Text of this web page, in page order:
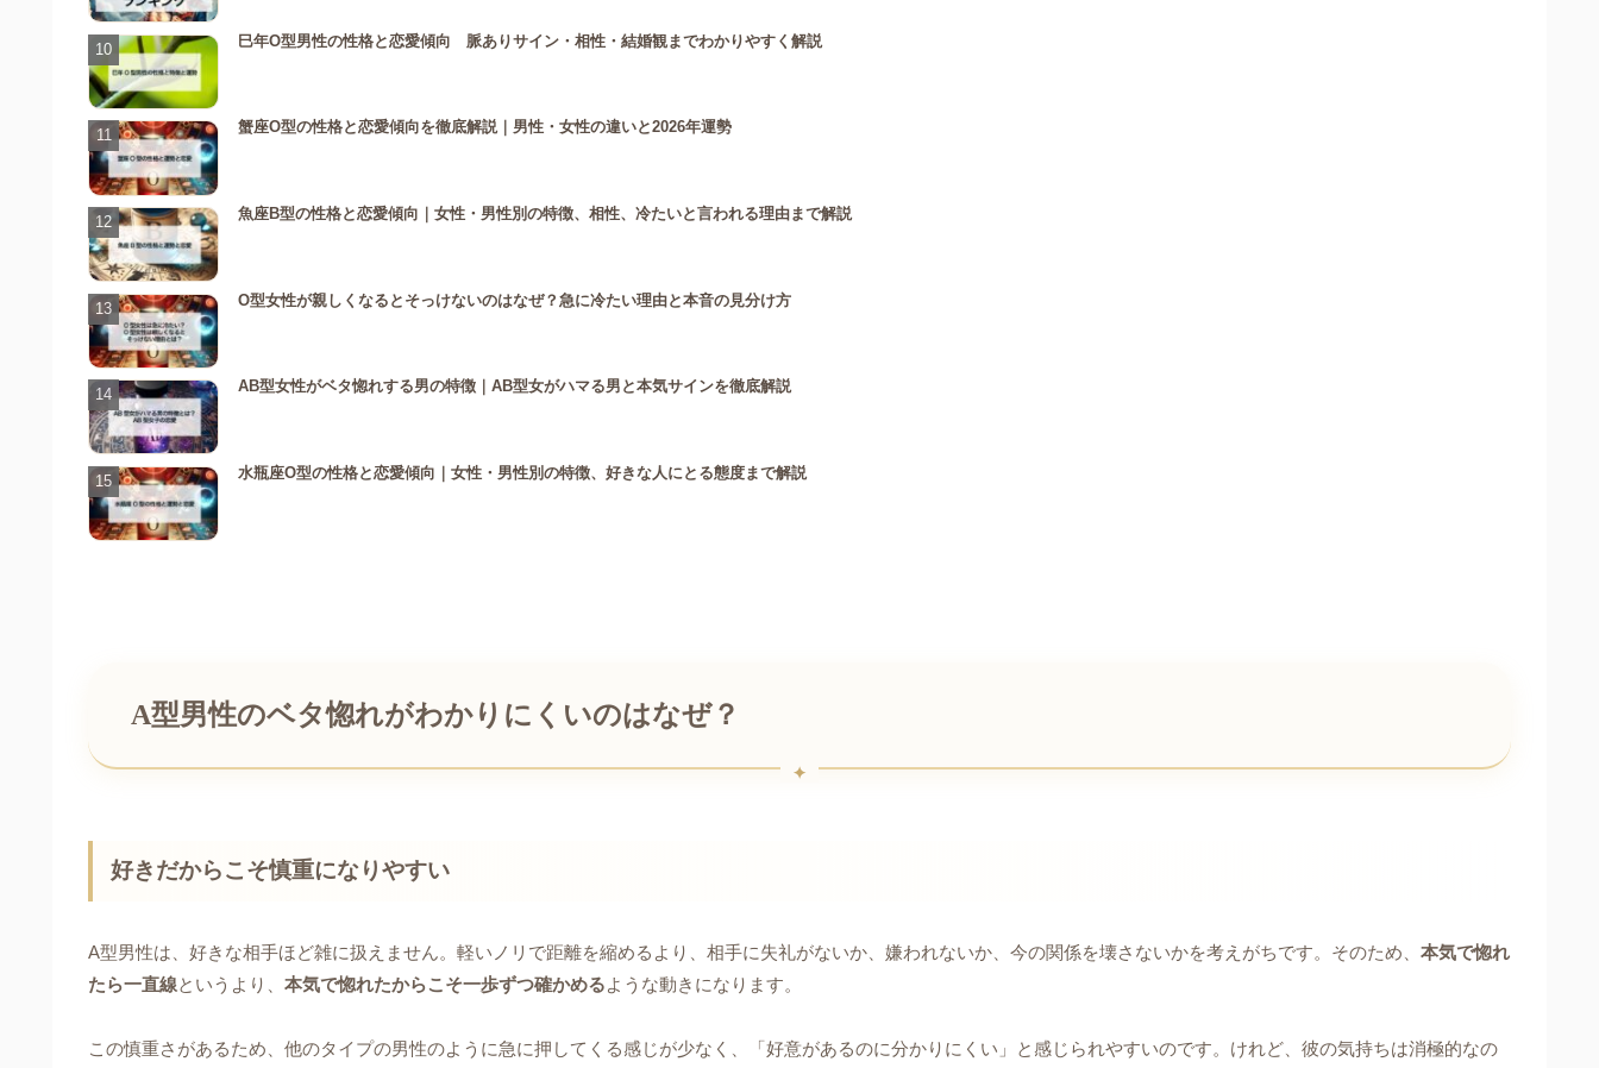
巳年O型男性の性格と恋愛傾向 脈ありサイン・相性・結婚観までわかりやすく解説
蟹座O型の性格と恋愛傾向を徹底解説｜男性・女性の違いと2026年運勢
魚座B型の性格と恋愛傾向｜女性・男性別の特徴、相性、冷たいと言われる理由まで解説
O型女性が親しくなるとそっけないのはなぜ？急に冷たい理由と本音の見分け方
AB型女性がベタ惚れする男の特徴｜AB型女がハマる男と本気サインを徹底解説
水瓶座O型の性格と恋愛傾向｜女性・男性別の特徴、好きな人にとる態度まで解説
A型男性のベタ惚れがわかりにくいのはなぜ？
好きだからこそ慎重になりやすい
A型男性は、好きな相手ほど雑に扱えません。軽いノリで距離を縮めるより、相手に失礼がないか、嫌われないか、今の関係を壊さないかを考えがちです。そのため、 本気で惚れ
たら一直線というより、 本気で惚れたからこそ一歩ずつ確かめるような動きになります。
この慎重さがあるため、他のタイプの男性のように急に押してくる感じが少なく、「好意があるのに分かりにくい」と感じられやすいのです。けれど、彼の気持ちは消極的なの